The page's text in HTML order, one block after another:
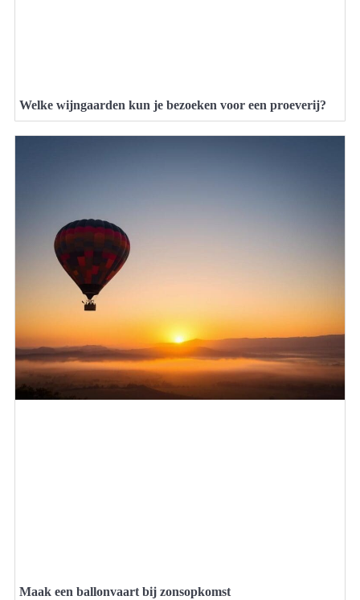
Welke wijngaarden kun je bezoeken voor een proeverij?
Maak een ballonvaart bij zonsopkomst